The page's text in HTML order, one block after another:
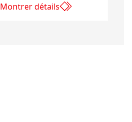
Montrer détails